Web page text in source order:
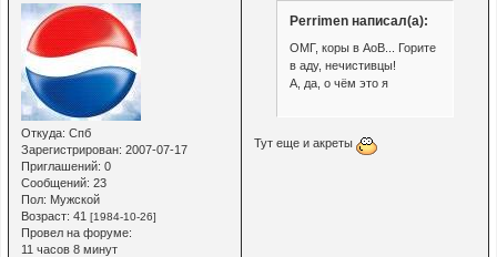
Откуда: Спб
Зарегистрирован: 2007-07-17
Приглашений: 0
Сообщений: 23
Пол: Мужской
Возраст: 41 [1984-10-26]
Провел на форуме:
11 часов 8 минут
Perrimen написал(а):
ОМГ, коры в АоВ... Горите
в аду, нечистивцы!
А, да, о чём это я
Тут еще и акреты